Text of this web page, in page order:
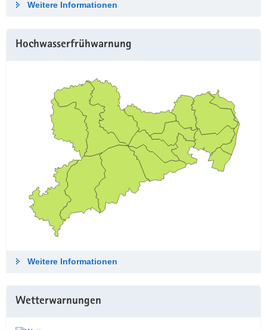
Weitere Informationen
Hochwasserfrühwarnung
Weitere Informationen
Wetterwarnungen